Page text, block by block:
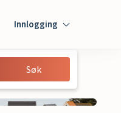
Innlogging
Innlogging
Gjest
Søk